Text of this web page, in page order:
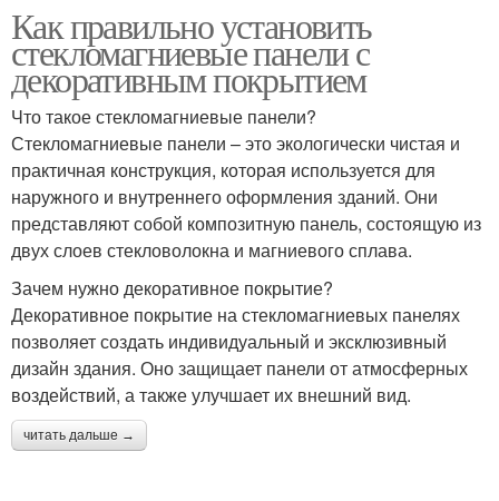
Как правильно установить
стекломагниевые панели с
декоративным покрытием
Что такое стекломагниевые панели?
Стекломагниевые панели – это экологически чистая и
практичная конструкция, которая используется для
наружного и внутреннего оформления зданий. Они
представляют собой композитную панель, состоящую из
двух слоев стекловолокна и магниевого сплава.
Зачем нужно декоративное покрытие?
Декоративное покрытие на стекломагниевых панелях
позволяет создать индивидуальный и эксклюзивный
дизайн здания. Оно защищает панели от атмосферных
воздействий, а также улучшает их внешний вид.
читать дальше →